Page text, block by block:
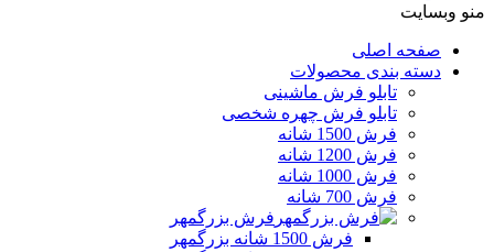
منو وبسایت
صفحه اصلی
دسته بندی محصولات
تابلو فرش ماشینی
تابلو فرش چهره شخصی
فرش 1500 شانه
فرش 1200 شانه
فرش 1000 شانه
فرش 700 شانه
فرش بزرگمهر
فرش 1500 شانه بزرگمهر